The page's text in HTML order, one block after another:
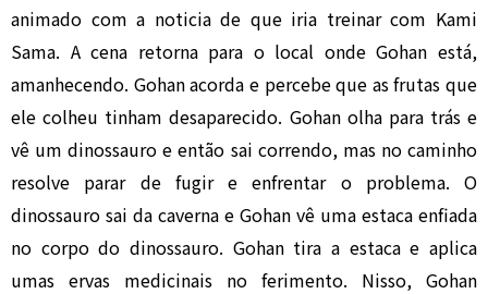
animado com a noticia de que iria treinar com Kami
Sama. A cena retorna para o local onde Gohan está,
amanhecendo. Gohan acorda e percebe que as frutas que
ele colheu tinham desaparecido. Gohan olha para trás e
vê um dinossauro e então sai correndo, mas no caminho
resolve parar de fugir e enfrentar o problema. O
dinossauro sai da caverna e Gohan vê uma estaca enfiada
no corpo do dinossauro. Gohan tira a estaca e aplica
umas ervas medicinais no ferimento. Nisso, Gohan